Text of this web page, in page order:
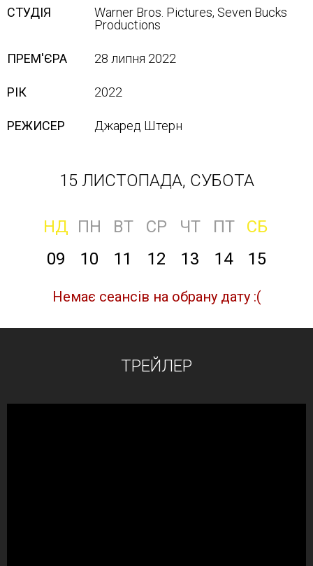
СТУДІЯ
Warner Bros. Pictures, Seven Bucks
Productions
ПРЕМ'ЄРА 28 липня 2022
РІК 2022
РЕЖИСЕР Джаред Штерн
15 ЛИСТОПАДА, СУБОТА
НД ПН ВТ СР ЧТ ПТ
СБ
09
10 11 12 13 14 15
Немає сеансів на обрану дату :(
ТРЕЙЛЕР